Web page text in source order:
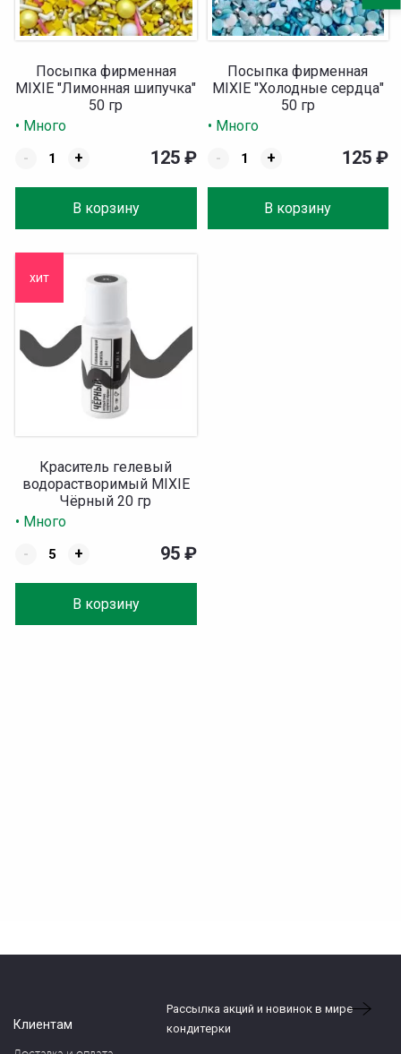
Посыпка фирменная
MIXIE "Лимонная шипучка"
50 гр
• Много
-
+
В корзину
125 ₽
Посыпка фирменная
MIXIE "Холодные сердца"
50 гр
• Много
-
+
В корзину
125 ₽
хит
Краситель гелевый
водорастворимый MIXIE
Чёрный 20 гр
• Много
-
+
В корзину
95 ₽
Клиентам
Рассылка акций и новинок в мире
кондитерки